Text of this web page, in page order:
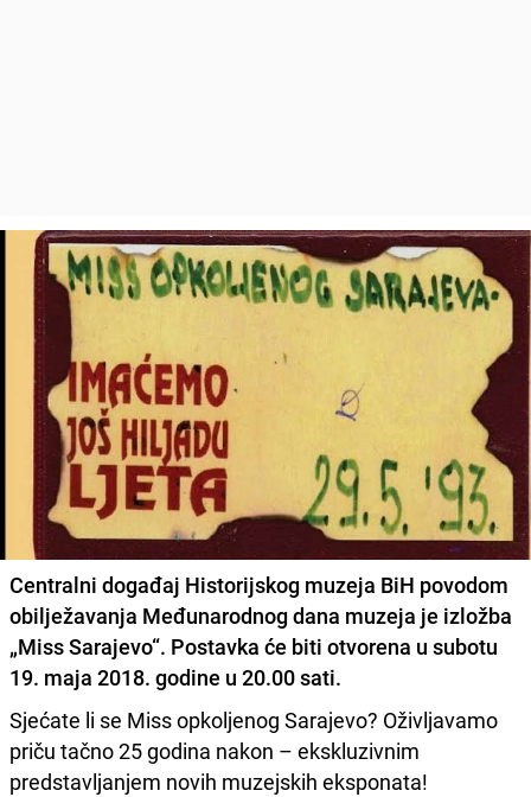
Centralni događaj Historijskog muzeja BiH povodom
obilježavanja Međunarodnog dana muzeja je izložba
„Miss Sarajevo“. Postavka će biti otvorena u subotu
19. maja 2018. godine u 20.00 sati.
Sjećate li se Miss opkoljenog Sarajevo? Oživljavamo
priču tačno 25 godina nakon – ekskluzivnim
predstavljanjem novih muzejskih eksponata!